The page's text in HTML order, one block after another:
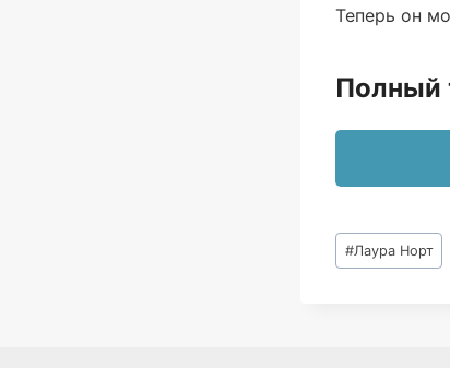
Теперь он
Полный
Метки
записи:
#Лаура Норт